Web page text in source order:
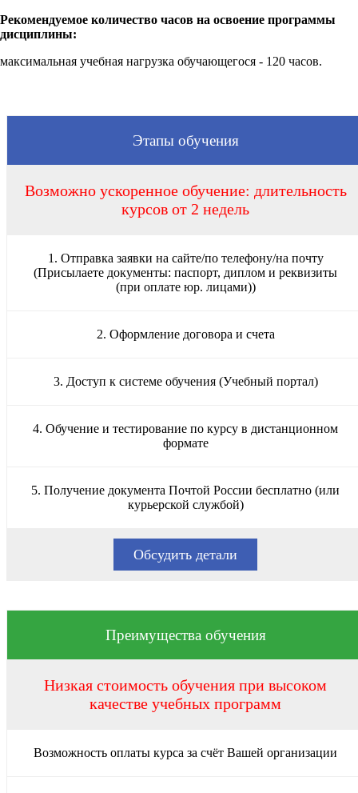
Рекомендуемое количество часов на освоение программы
дисциплины:
максимальная учебная нагрузка обучающегося - 120 часов.
Этапы обучения
Возможно ускоренное обучение: длительность
курсов от 2 недель
1. Отправка заявки на сайте/по телефону/на почту
(Присылаете документы: паспорт, диплом и реквизиты
(при оплате юр. лицами))
2. Оформление договора и счета
3. Доступ к системе обучения (Учебный портал)
4. Обучение и тестирование по курсу в дистанционном
формате
5. Получение документа Почтой России бесплатно (или
курьерской службой)
Обсудить детали
Преимущества обучения
Низкая стоимость обучения при высоком
качестве учебных программ
Возможность оплаты курса за счёт Вашей организации